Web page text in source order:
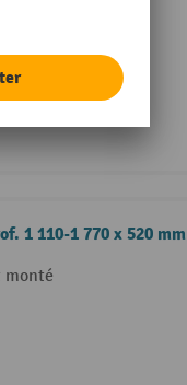
1 110-1 770 x 520 mm
monté